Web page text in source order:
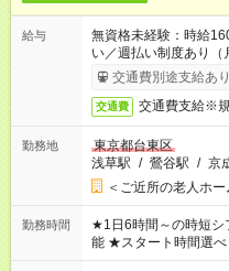
給与
無資格未経験：時給
い／週払い制度あり（
完了次第のお支払いと
交通費別途支給あり
交通費 交通費支給※
勤務地
東京都台東区
浅草駅 / 鶯谷駅 / 京
＜ご近所の老人ホー
勤務時間
★1日6時間～の時短シフトOK ★もちろんフルタ
能 ★スタート時間選
20:00 など 残業なし！ ※Wワークの場合、他のお仕事と合わせ